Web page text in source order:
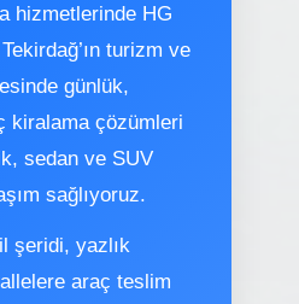
hizmetlerinde HG
turizm ve
günlük,
kiralama çözümleri
sedan ve SUV
sağlıyoruz.
şeridi, yazlık
araç teslim